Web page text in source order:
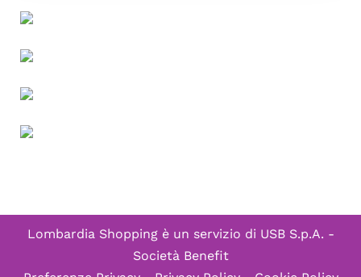
Lombardia Shopping è un servizio di USB S.p.A. -
Società Benefit